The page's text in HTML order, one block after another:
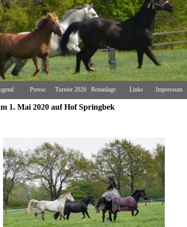
Presse Turnier 2026 Reitanlage Links Impressum
1. Mai 2020 auf Hof Springbek